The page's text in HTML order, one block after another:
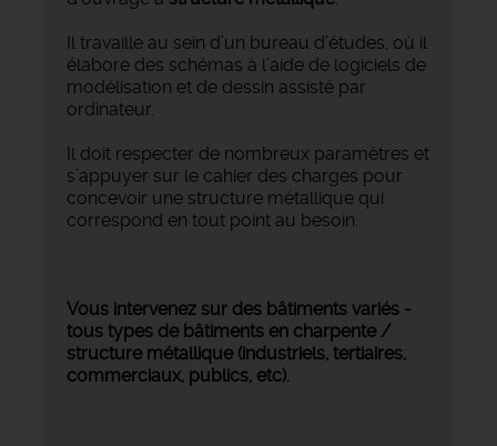
Il travaille au sein d’un bureau d’études, où il
élabore des schémas à l’aide de logiciels de
modélisation et de dessin assisté par
ordinateur.
Il doit respecter de nombreux paramètres et
s’appuyer sur le cahier des charges pour
concevoir une structure métallique qui
correspond en tout point au besoin.
Vous intervenez sur des bâtiments variés -
tous types de bâtiments en charpente /
structure métallique (industriels, tertiaires,
commerciaux, publics, etc).